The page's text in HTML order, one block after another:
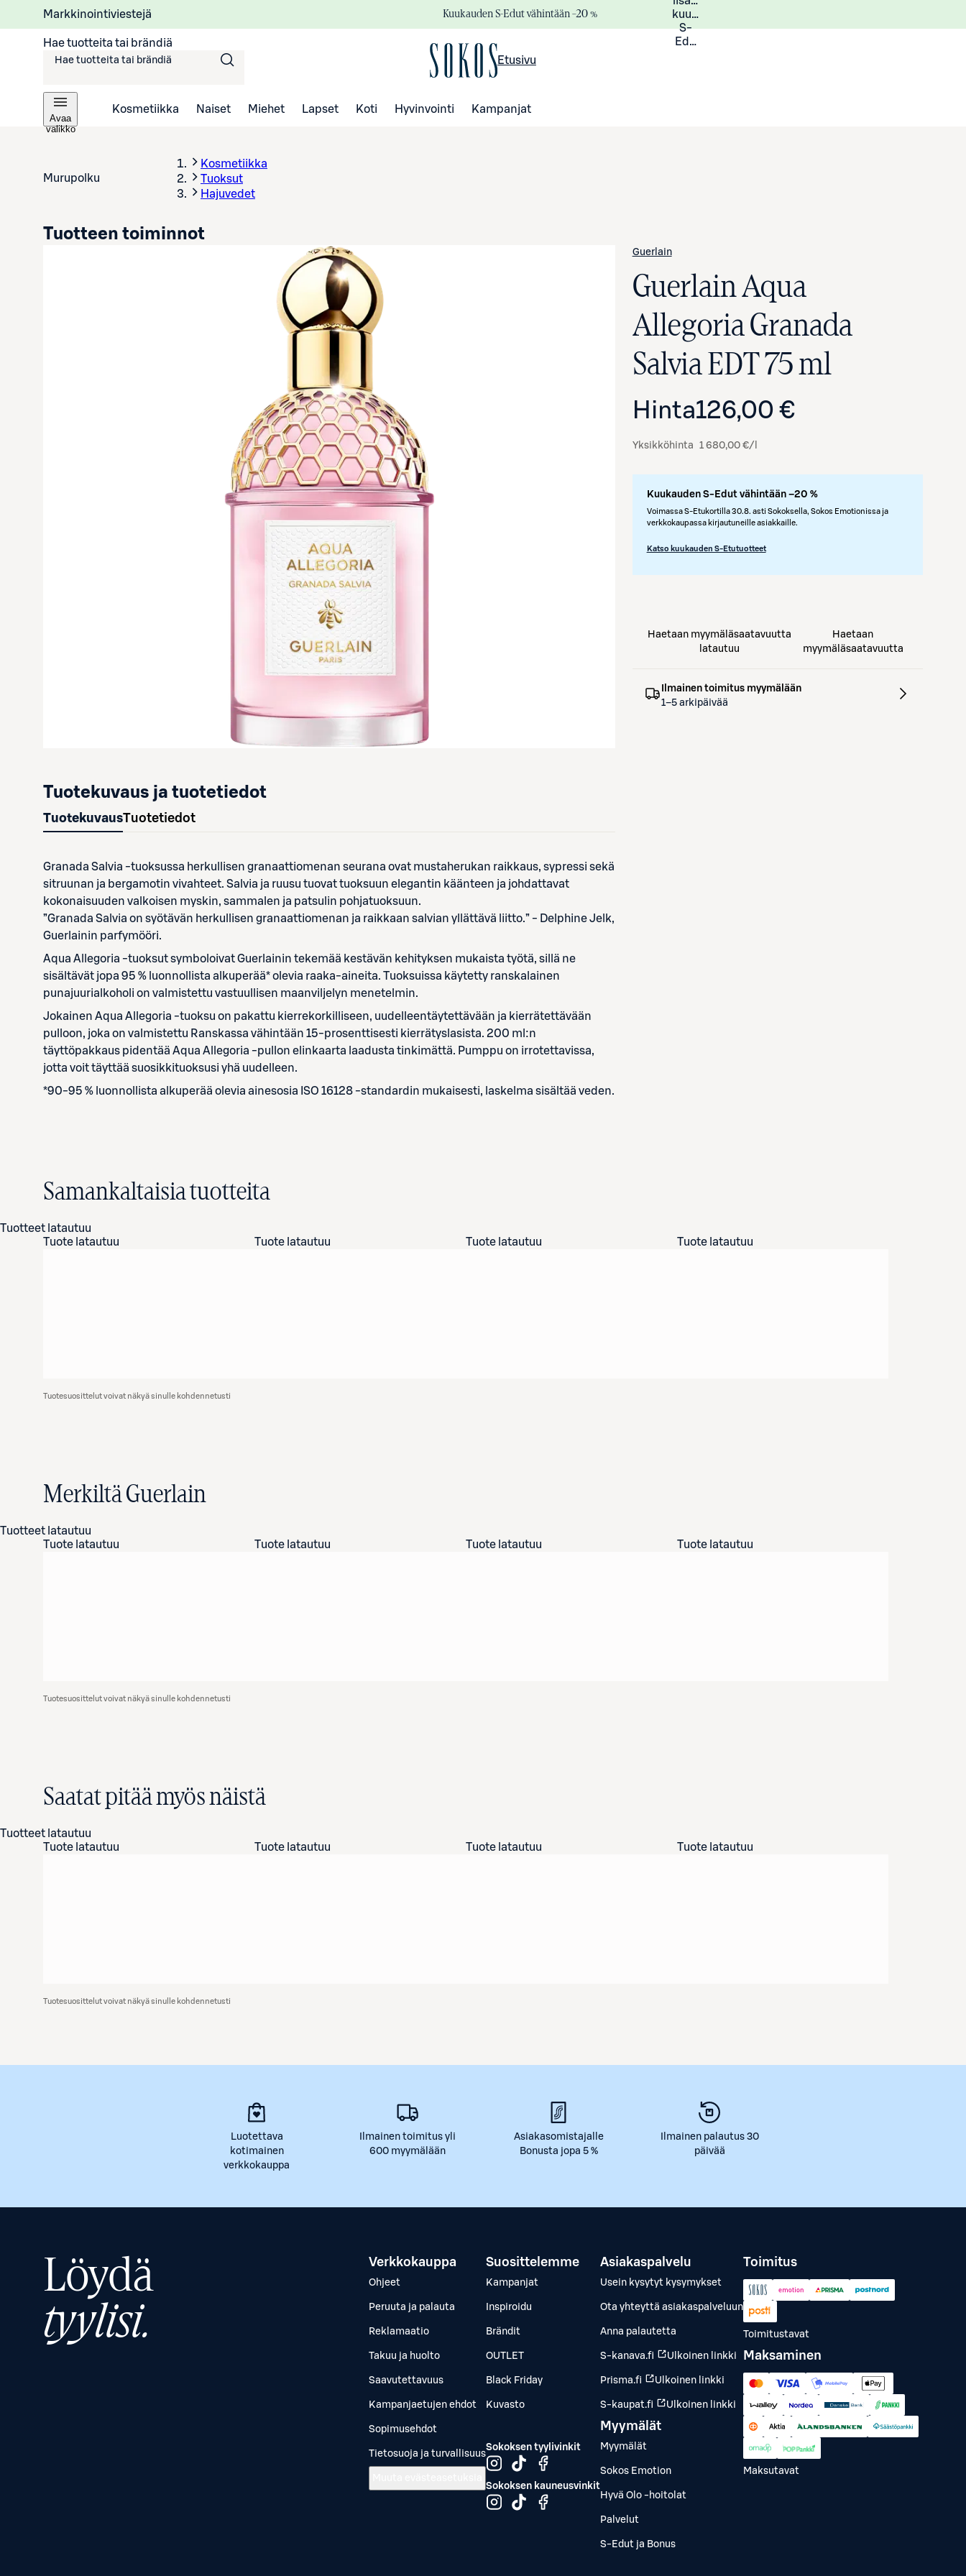
Markkinointiviestejä Kuukauden S-Edut vähintään –20 %
kuukauden
S-
Eduista
Hae tuotteita tai brändiä
Etusivu
Avaa
valikko
Kosmetiikka Naiset Miehet Lapset Koti Hyvinvointi Kampanjat
Murupolku
Kosmetiikka
Tuoksut
Hajuvedet
Avaa tuotekuva suurennettuna
Guerlain
Guerlain Aqua
Allegoria Granada
Salvia EDT 75 ml
Hinta126,00 €
Yksikköhinta 1 680,00 €/l
Kuukauden S-Edut vähintään –20 %
Voimassa S-Etukortilla 30.8. asti Sokoksella, Sokos Emotionissa ja
verkkokaupassa kirjautuneille asiakkaille.
Katso kuukauden S-Etutuotteet
Tuotteen toiminnot
Haetaan myymäläsaatavuutta
latautuu
Haetaan
myymäläsaatavuutta
Ilmainen toimitus myymälään
1–5 arkipäivää
Tuotekuvaus ja tuotetiedot
TuotekuvausTuotetiedot
Granada Salvia -tuoksussa herkullisen granaattiomenan seurana ovat mustaherukan raikkaus, sypressi sekä
sitruunan ja bergamotin vivahteet. Salvia ja ruusu tuovat tuoksuun elegantin käänteen ja johdattavat
kokonaisuuden valkoisen myskin, sammalen ja patsulin pohjatuoksuun.
”Granada Salvia on syötävän herkullisen granaattiomenan ja raikkaan salvian yllättävä liitto.” - Delphine Jelk,
Guerlainin parfymööri.
Aqua Allegoria -tuoksut symboloivat Guerlainin tekemää kestävän kehityksen mukaista työtä, sillä ne
sisältävät jopa 95 % luonnollista alkuperää* olevia raaka-aineita. Tuoksuissa käytetty ranskalainen
punajuurialkoholi on valmistettu vastuullisen maanviljelyn menetelmin.
Jokainen Aqua Allegoria -tuoksu on pakattu kierrekorkilliseen, uudelleentäytettävään ja kierrätettävään
pulloon, joka on valmistettu Ranskassa vähintään 15-prosenttisesti kierrätyslasista. 200 ml:n
täyttöpakkaus pidentää Aqua Allegoria -pullon elinkaarta laadusta tinkimättä. Pumppu on irrotettavissa,
jotta voit täyttää suosikkituoksusi yhä uudelleen.
*90-95 % luonnollista alkuperää olevia ainesosia ISO 16128 -standardin mukaisesti, laskelma sisältää veden.
Samankaltaisia tuotteita
Tuotteet latautuu
Tuote latautuu
Tuote latautuu Tuote latautuu Tuote latautuu
Tuotesuosittelut voivat näkyä sinulle kohdennetusti
Merkiltä Guerlain
Tuotteet latautuu
Tuote latautuu
Tuote latautuu Tuote latautuu Tuote latautuu
Tuotesuosittelut voivat näkyä sinulle kohdennetusti
Saatat pitää myös näistä
Tuotteet latautuu
Tuote latautuu
Tuote latautuu Tuote latautuu Tuote latautuu
Tuotesuosittelut voivat näkyä sinulle kohdennetusti
Luotettava
kotimainen
verkkokauppa
Ilmainen toimitus yli
600 myymälään
Asiakasomistajalle
Bonusta jopa 5 %
Ilmainen palautus 30
päivää
Löydä
tyylisi.
Verkkokauppa
Ohjeet
Peruuta ja palauta
Reklamaatio
Takuu ja huolto
Saavutettavuus
Kampanjaetujen ehdot
Sopimusehdot
Tietosuoja ja turvallisuus
Suosittelemme
Kampanjat
Inspiroidu
Brändit
OUTLET
Black Friday
Kuvasto
Sokoksen tyylivinkit
Sokoksen kauneusvinkit
Asiakaspalvelu
Usein kysytyt kysymykset
Ota yhteyttä asiakaspalveluun
Anna palautetta
S-kanava.fi Ulkoinen linkki
Prisma.fi Ulkoinen linkki
S-kaupat.fi Ulkoinen linkki
Myymälät
Myymälät
Sokos Emotion
Hyvä Olo -hoitolat
Palvelut
S-Edut ja Bonus
Toimitus
Toimitustavat
Maksaminen
Maksutavat